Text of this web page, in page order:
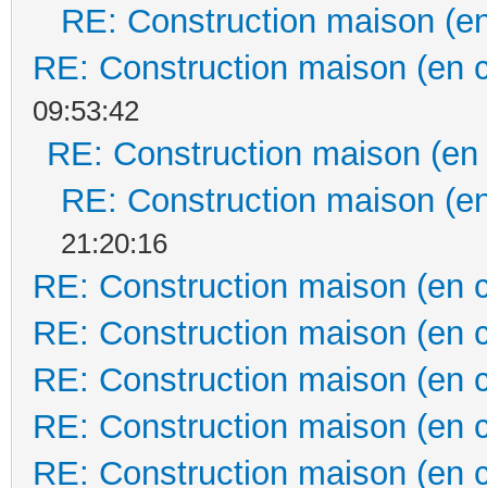
RE: Construction maison
RE: Construction maison (en
09:53:42
RE: Construction maison
RE: Construction maison
21:20:16
RE: Construction maison (en
RE: Construction maison (en
RE: Construction maison (en
RE: Construction maison (en
RE: Construction maison (en